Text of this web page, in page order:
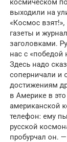
космическом
вы­ходили на
«Космос взят!»,
газеты и
заголовками.
нас с «победой
Здесь надо
соперничали и
достижениям
в Америке в
американской
телефон: ему
русской
пробурчал он.